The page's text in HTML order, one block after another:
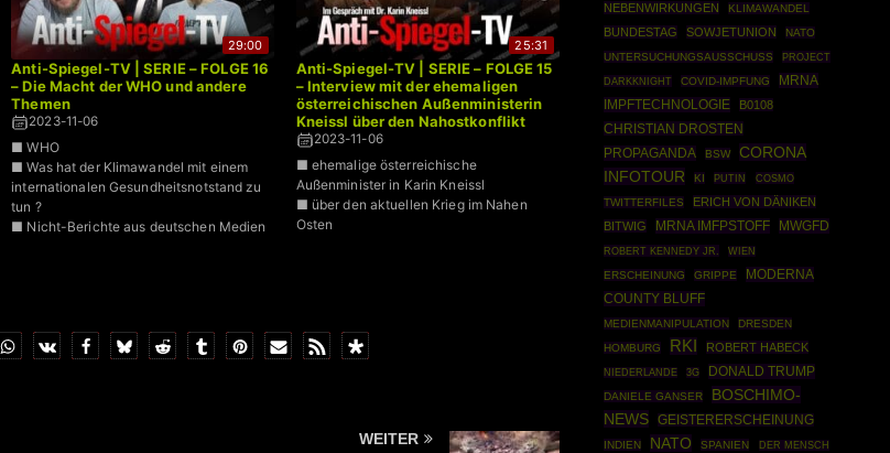
29:00
Anti-Spiegel-TV | SERIE – FOLGE 16
– Die Macht der WHO und andere
Themen
2023-11-06
■ WHO
■ Was hat der Klimawandel mit einem
internationalen Gesundheitsnotstand zu
tun ?
■ Nicht-Berichte aus deutschen Medien
25:31
Anti-Spiegel-TV | SERIE – FOLGE 15
– Interview mit der ehemaligen
österreichischen Außenministerin
Kneissl über den Nahostkonflikt
2023-11-06
■ ehemalige österreichische
Außenminister in Karin Kneissl
■ über den aktuellen Krieg im Nahen
Osten
WEITER
NEBENWIRKUNGEN
KLIMAWANDEL
BUNDESTAG SOWJETUNION
NATO
UNTERSUCHUNGSAUSSCHUSS
PROJECT
DARKKNIGHT
COVID-IMPFUNG
MRNA
IMPFTECHNOLOGIE
B0108
CHRISTIAN DROSTEN
PROPAGANDA BSW
CORONA
INFOTOUR
KI PUTIN
COSMO
TWITTERFILES
ERICH VON DÄNIKEN
BITWIG
MRNA IMFPSTOFF MWGFD
ROBERT KENNEDY JR. WIEN
ERSCHEINUNG GRIPPE
MODERNA
COUNTY BLUFF
MEDIENMANIPULATION
DRESDEN
HOMBURG
RKI ROBERT HABECK
NIEDERLANDE 3G DONALD TRUMP
DANIELE GANSER
BOSCHIMO-
NEWS
GEISTERERSCHEINUNG
INDIEN NATO SPANIEN DER MENSCH